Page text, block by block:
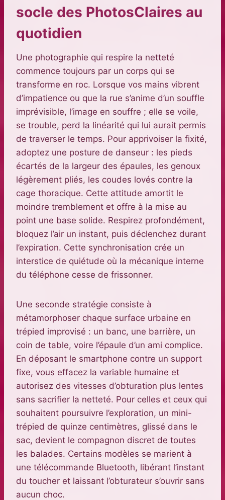
socle des PhotosClaires au
quotidien
Une photographie qui respire la netteté
commence toujours par un corps qui se
transforme en roc. Lorsque vos mains vibrent
d’impatience ou que la rue s’anime d’un souffle
imprévisible, l’image en souffre ; elle se voile,
se trouble, perd la linéarité qui lui aurait permis
de traverser le temps. Pour apprivoiser la fixité,
adoptez une posture de danseur : les pieds
écartés de la largeur des épaules, les genoux
légèrement pliés, les coudes lovés contre la
cage thoracique. Cette attitude amortit le
moindre tremblement et offre à la mise au
point une base solide. Respirez profondément,
bloquez l’air un instant, puis déclenchez durant
l’expiration. Cette synchronisation crée un
interstice de quiétude où la mécanique interne
du téléphone cesse de frissonner.
Une seconde stratégie consiste à
métamorphoser chaque surface urbaine en
trépied improvisé : un banc, une barrière, un
coin de table, voire l’épaule d’un ami complice.
En déposant le smartphone contre un support
fixe, vous effacez la variable humaine et
autorisez des vitesses d’obturation plus lentes
sans sacrifier la netteté. Pour celles et ceux qui
souhaitent poursuivre l’exploration, un mini-
trépied de quinze centimètres, glissé dans le
sac, devient le compagnon discret de toutes
les balades. Certains modèles se marient à
une télécommande Bluetooth, libérant l’instant
du toucher et laissant l’obturateur s’ouvrir sans
aucun choc.